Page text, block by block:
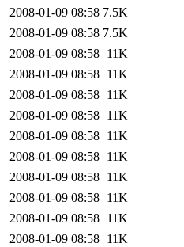
2008-01-09 08:58 7.5K
2008-01-09 08:58 7.5K
2008-01-09 08:58 11K
2008-01-09 08:58 11K
2008-01-09 08:58 11K
2008-01-09 08:58 11K
2008-01-09 08:58 11K
2008-01-09 08:58 11K
2008-01-09 08:58 11K
2008-01-09 08:58 11K
2008-01-09 08:58 11K
2008-01-09 08:58 11K